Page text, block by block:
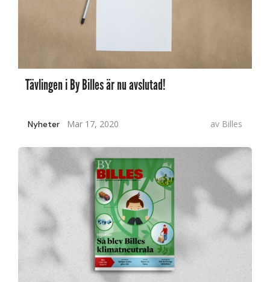
Tävlingen i By Billes är nu avslutad!
Nyheter Mar 17, 2020 av Billes